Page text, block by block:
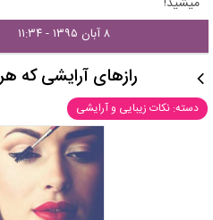
۸ آبان ۱۳۹۵ - ۱۱:۳۴
رازهای آرایشی که
دسته: نکات زیبایی و آرایشی